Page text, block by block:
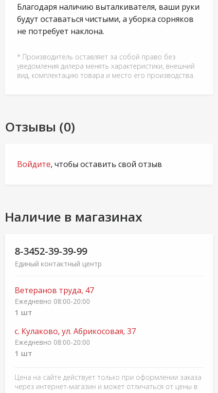
Благодаря наличию выталкивателя, ваши руки
будут оставаться чистыми, а уборка сорняков
не потребует наклона.
* Производитель оставляет за собой право без
уведомления дилера менять характеристики, внешний
вид, комплектацию товара и место его производства.
Отзывы (0)
Войдите, чтобы оставить свой отзыв
Наличие в магазинах
8-3452-39-39-99
Единый контактный центр
Ветеранов труда, 47
Ежедневно 08:00-20:00
1 шт
с. Кулаково, ул. Абрикосовая, 37
Ежедневно 08:00-20:00
1 шт
Цена на сайте действует только при оформлении заказа
через интернет-магазин и может отличаться от цены в